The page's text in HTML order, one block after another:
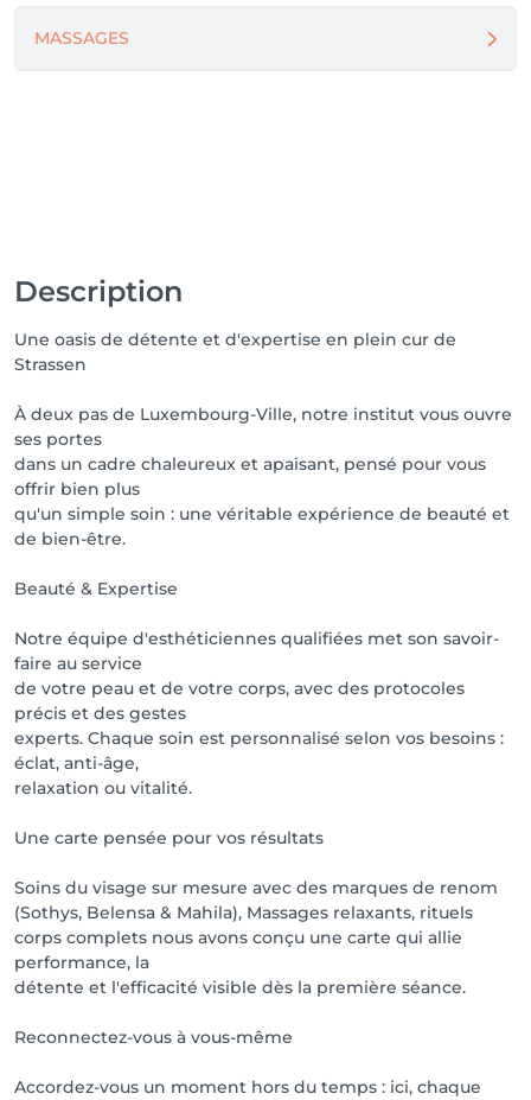
n’est pas honoré, sans annulation préalable dans le
considéré comme utilisé.
MASSAGES
Description
Une oasis de détente et d'expertise en plein cur de
Strassen
À deux pas de Luxembourg-Ville, notre institut vous ouvre
ses portes
dans un cadre chaleureux et apaisant, pensé pour vous
offrir bien plus
qu'un simple soin : une véritable expérience de beauté et
de bien-être.
Beauté & Expertise
Notre équipe d'esthéticiennes qualifiées met son savoir-
faire au service
de votre peau et de votre corps, avec des protocoles
précis et des gestes
experts. Chaque soin est personnalisé selon vos besoins :
éclat, anti-âge,
relaxation ou vitalité.
Une carte pensée pour vos résultats
Soins du visage sur mesure avec des marques de renom
(Sothys, Belensa & Mahila), Massages relaxants, rituels
corps complets nous avons conçu une carte qui allie
performance, la
détente et l'efficacité visible dès la première séance.
Reconnectez-vous à vous-même
Accordez-vous un moment hors du temps : ici, chaque